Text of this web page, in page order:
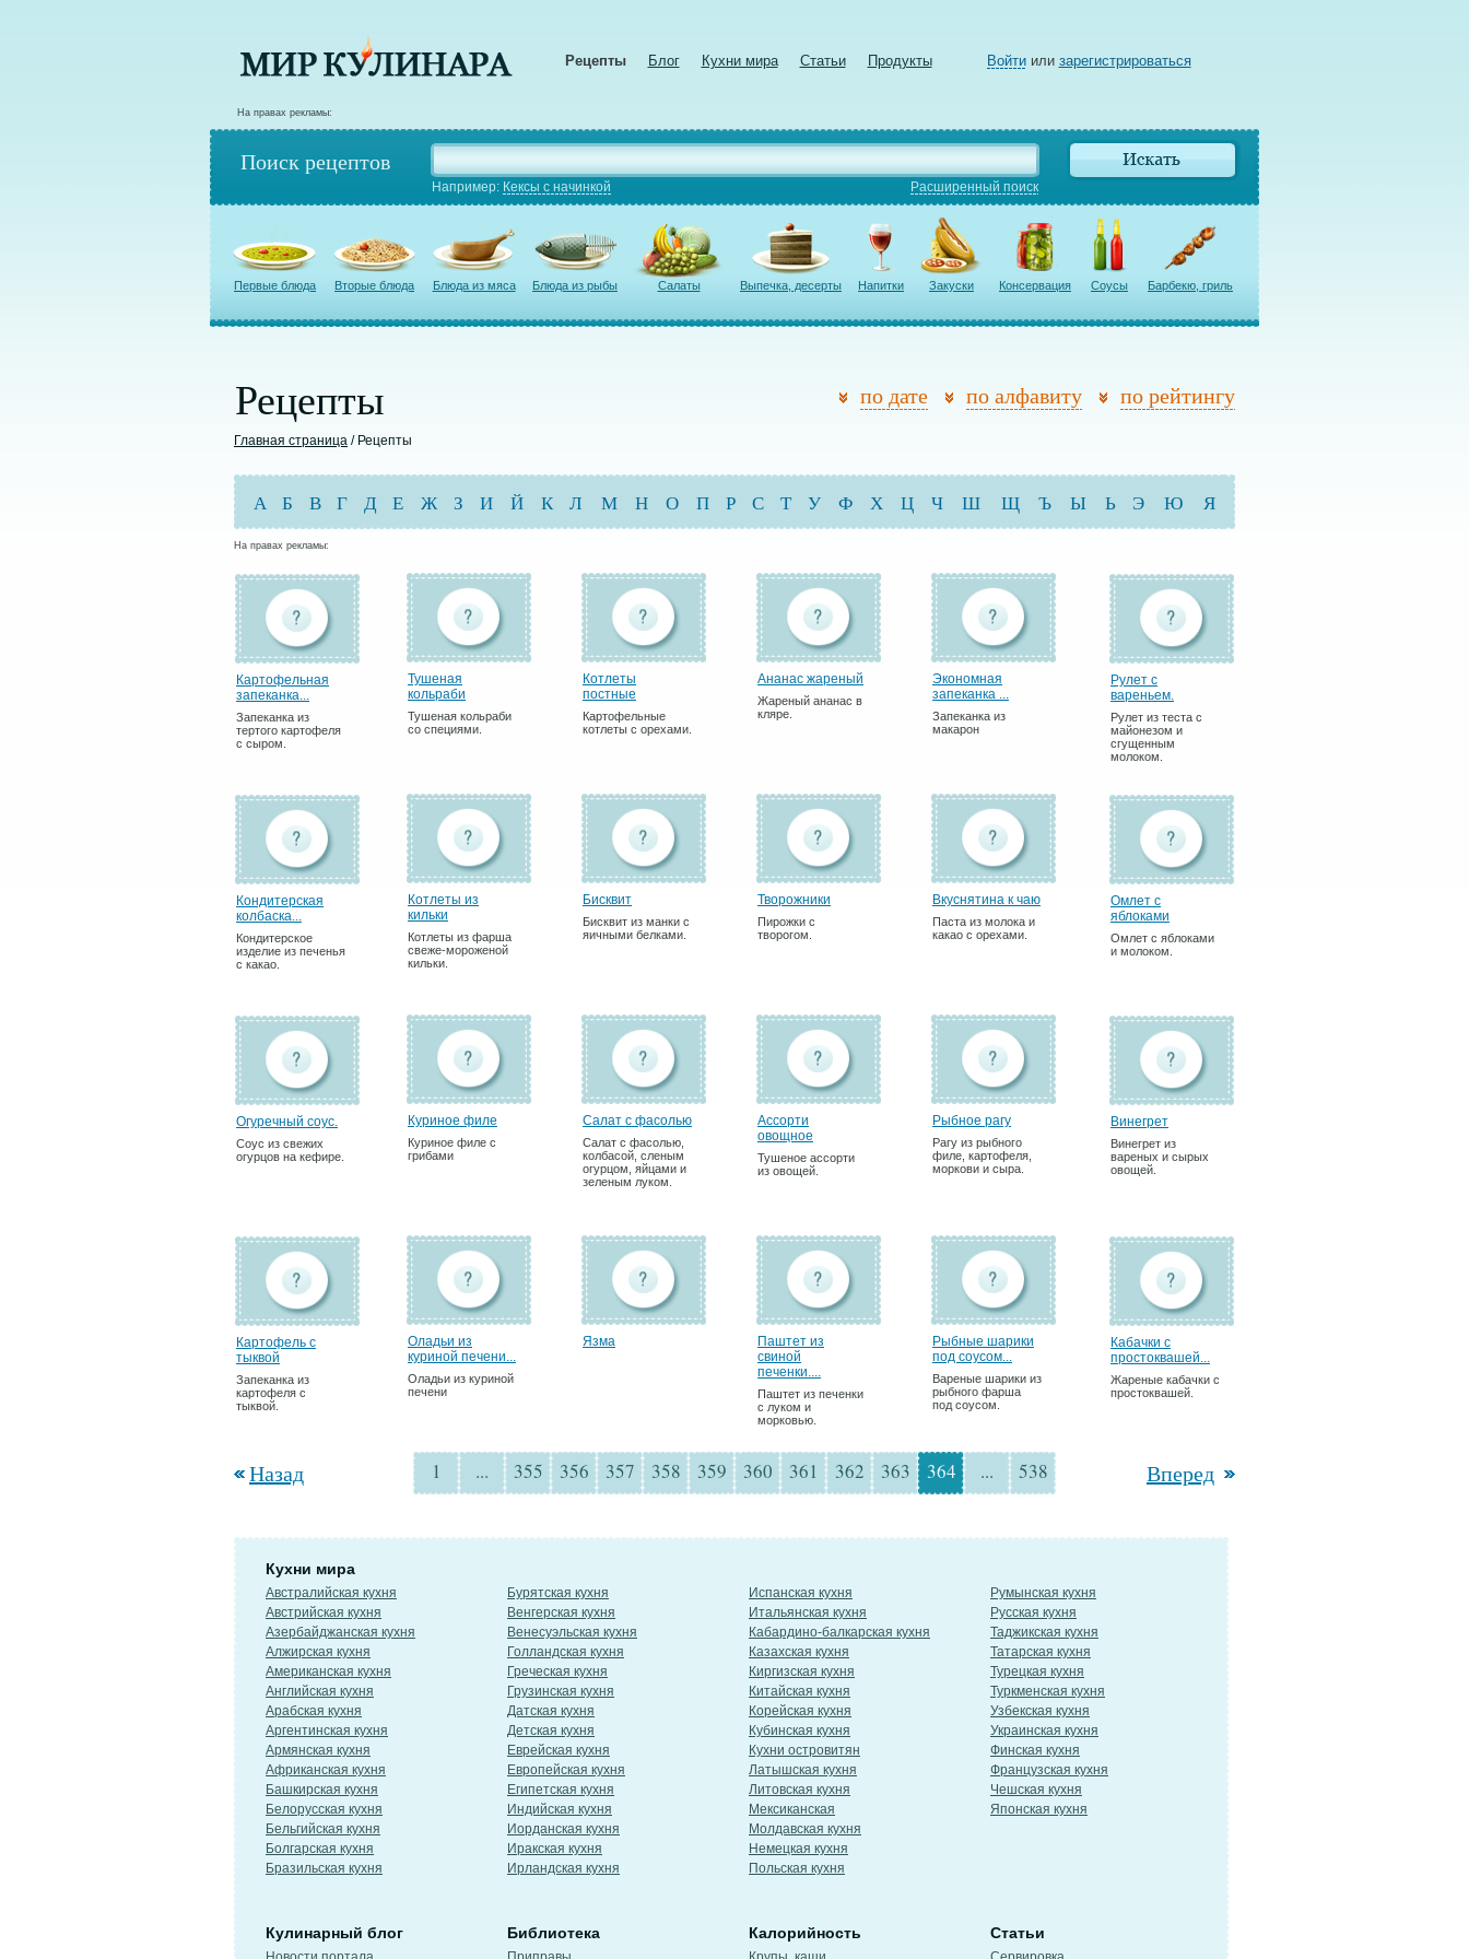
Рецепты Блог Кухни мира Статьи Продукты Войтиили зарегистрироваться
На правах рекламы:
Поиск рецептов
Например: Кексы с начинкой Расширенный поиск
Первые блюда Вторые блюда Блюда из мяса Блюда из рыбы Салаты Выпечка, десерты Напитки Закуски Консервация Соусы Барбекю, гриль
Рецепты по дате по алфавиту по рейтингу
Главная страница / Рецепты
А Б В Г Д Е Ж З И Й К Л М Н О П Р С Т У Ф Х Ц Ч Ш Щ Ъ Ы Ь Э Ю Я
На правах рекламы:
Картофельная
запеканка...
Запеканка из
тертого картофеля
с сыром.
Тушеная
кольраби
Тушеная кольраби
со специями.
Котлеты
постные
Картофельные
котлеты с орехами.
Ананас жареный
Жареный ананас в
кляре.
Экономная
запеканка ...
Запеканка из
макарон
Рулет с
вареньем.
Рулет из теста с
майонезом и
сгущенным
молоком.
Кондитерская
колбаска...
Кондитерское
изделие из печенья
с какао.
Котлеты из
кильки
Котлеты из фарша
свеже-мороженой
кильки.
Бисквит
Бисквит из манки с
яичными белками.
Творожники
Пирожки с
творогом.
Вкуснятина к чаю
Паста из молока и
какао с орехами.
Омлет с
яблоками
Омлет с яблоками
и молоком.
Огуречный соус.
Соус из свежих
огурцов на кефире.
Куриное филе
Куриное филе с
грибами
Салат с фасолью
Салат с фасолью,
колбасой, сленым
огурцом, яйцами и
зеленым луком.
Ассорти
овощное
Тушеное ассорти
из овощей.
Рыбное рагу
Рагу из рыбного
филе, картофеля,
моркови и сыра.
Винегрет
Винегрет из
вареных и сырых
овощей.
Картофель с
тыквой
Запеканка из
картофеля с
тыквой.
Оладьи из
куриной печени...
Оладьи из куриной
печени
Язма
Паштет из
свиной
печенки....
Паштет из печенки
с луком и
морковью.
Рыбные шарики
под соусом...
Вареные шарики из
рыбного фарша
под соусом.
Кабачки с
простоквашей...
Жареные кабачки с
простоквашей.
Назад 1 ... 355 356 357 358 359 360 361 362 363 364 ... 538 Вперед
Кухни мира
Австралийская кухня
Австрийская кухня
Азербайджанская кухня
Алжирская кухня
Американская кухня
Английская кухня
Арабская кухня
Аргентинская кухня
Армянская кухня
Африканская кухня
Башкирская кухня
Белорусская кухня
Бельгийская кухня
Болгарская кухня
Бразильская кухня
Бурятская кухня
Венгерская кухня
Венесуэльская кухня
Голландская кухня
Греческая кухня
Грузинская кухня
Датская кухня
Детская кухня
Еврейская кухня
Европейская кухня
Египетская кухня
Индийская кухня
Иорданская кухня
Иракская кухня
Ирландская кухня
Испанская кухня
Итальянская кухня
Кабардино-балкарская кухня
Казахская кухня
Киргизская кухня
Китайская кухня
Корейская кухня
Кубинская кухня
Кухни островитян
Латышская кухня
Литовская кухня
Мексиканская
Молдавская кухня
Немецкая кухня
Польская кухня
Румынская кухня
Русская кухня
Таджикская кухня
Татарская кухня
Турецкая кухня
Туркменская кухня
Узбекская кухня
Украинская кухня
Финская кухня
Французская кухня
Чешская кухня
Японская кухня
Кулинарный блог Библиотека Калорийность Статьи